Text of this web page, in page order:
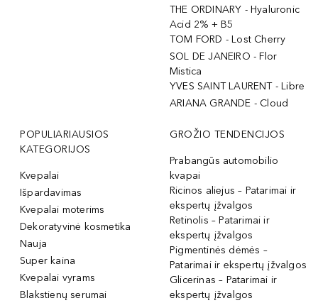
THE ORDINARY - Hyaluronic
Acid 2% + B5
TOM FORD - Lost Cherry
SOL DE JANEIRO - Flor
Mistica
YVES SAINT LAURENT - Libre
ARIANA GRANDE - Cloud
POPULIARIAUSIOS
KATEGORIJOS
Kvepalai
Išpardavimas
Kvepalai moterims
Dekoratyvinė kosmetika
Nauja
Super kaina
Kvepalai vyrams
Blakstienų serumai
GROŽIO TENDENCIJOS
Prabangūs automobilio
kvapai
Ricinos aliejus – Patarimai ir
ekspertų įžvalgos
Retinolis – Patarimai ir
ekspertų įžvalgos
Pigmentinės dėmės –
Patarimai ir ekspertų įžvalgos
Glicerinas – Patarimai ir
ekspertų įžvalgos